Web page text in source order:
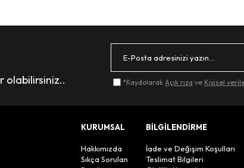
olabilirsiniz.. *Kaydolarak Açık rıza ve Kişisel
KURUMSAL
Hakkımızda
Sıkça Sorulan
BİLGİLENDİRME
İade ve Değişim Koşulları
Teslimat Bilgileri